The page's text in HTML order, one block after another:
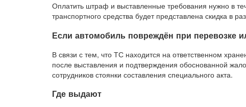
Оплатить штраф и выставленные требования нужно в
транспортного средства будет представлена скидка в
Если автомобиль повреждён при перевозке
В связи с тем, что ТС находится на ответственном
после выставления и подтверждения обоснованной
сотрудников стоянки составления специального акта.
Где выдают